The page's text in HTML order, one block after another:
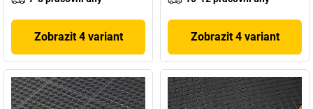
Zobrazit 4 variant Zobrazit 4 variant